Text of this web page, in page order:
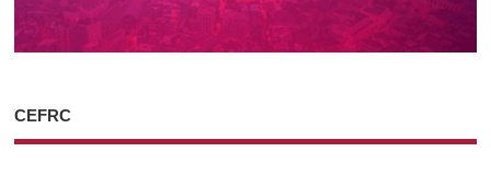
CEFRC